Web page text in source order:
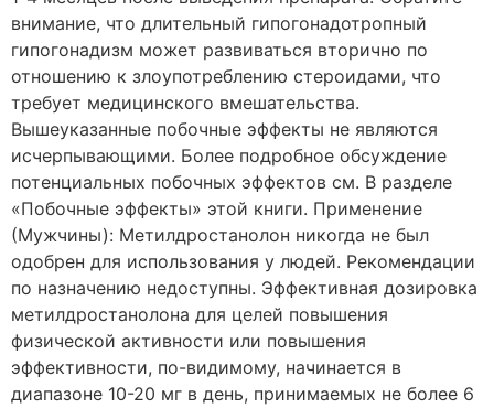
внимание, что длительный гипогонадотропный
гипогонадизм может развиваться вторично по
отношению к злоупотреблению стероидами, что
требует медицинского вмешательства.
Вышеуказанные побочные эффекты не являются
исчерпывающими. Более подробное обсуждение
потенциальных побочных эффектов см. В разделе
«Побочные эффекты» этой книги. Применение
(Мужчины): Метилдростанолон никогда не был
одобрен для использования у людей. Рекомендации
по назначению недоступны. Эффективная дозировка
метилдростанолона для целей повышения
физической активности или повышения
эффективности, по-видимому, начинается в
диапазоне 10-20 мг в день, принимаемых не более 6